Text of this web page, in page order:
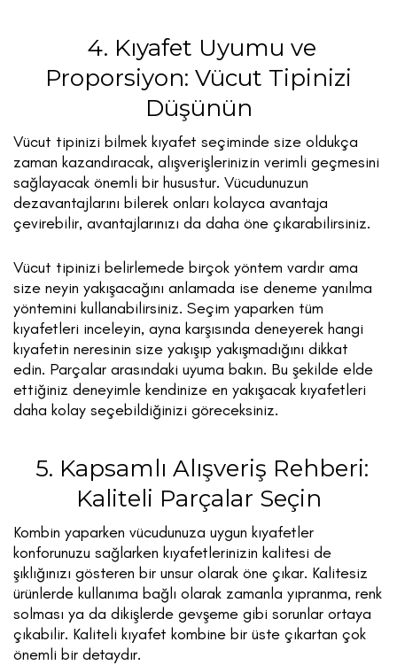
4. Kıyafet Uyumu ve
Proporsiyon: Vücut Tipinizi
Düşünün
Vücut tipinizi bilmek kıyafet seçiminde size oldukça
zaman kazandıracak, alışverişlerinizin verimli geçmesini
sağlayacak önemli bir husustur. Vücudunuzun
dezavantajlarını bilerek onları kolayca avantaja
çevirebilir, avantajlarınızı da daha öne çıkarabilirsiniz.
Vücut tipinizi belirlemede birçok yöntem vardır ama
size neyin yakışacağını anlamada ise deneme yanılma
yöntemini kullanabilirsiniz. Seçim yaparken tüm
kıyafetleri inceleyin, ayna karşısında deneyerek hangi
kıyafetin neresinin size yakışıp yakışmadığını dikkat
edin. Parçalar arasındaki uyuma bakın. Bu şekilde elde
ettiğiniz deneyimle kendinize en yakışacak kıyafetleri
daha kolay seçebildiğinizi göreceksiniz.
5. Kapsamlı Alışveriş Rehberi:
Kaliteli Parçalar Seçin
Kombin yaparken vücudunuza uygun kıyafetler
konforunuzu sağlarken kıyafetlerinizin kalitesi de
şıklığınızı gösteren bir unsur olarak öne çıkar. Kalitesiz
ürünlerde kullanıma bağlı olarak zamanla yıpranma, renk
solması ya da dikişlerde gevşeme gibi sorunlar ortaya
çıkabilir. Kaliteli kıyafet kombine bir üste çıkartan çok
önemli bir detaydır.